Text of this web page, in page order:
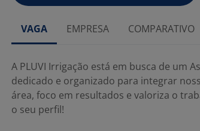
VAGA EMPRESA COMPARATIVO
A PLUVI Irrigação está em busca de um
dedicado e organizado para integrar
área, foco em resultados e valoriza o
o seu perfil!